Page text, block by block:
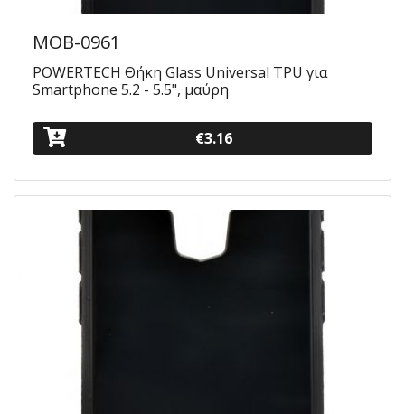
MOB-0961
POWERTECH Θήκη Glass Universal TPU για
Smartphone 5.2 - 5.5", μαύρη
€3.16